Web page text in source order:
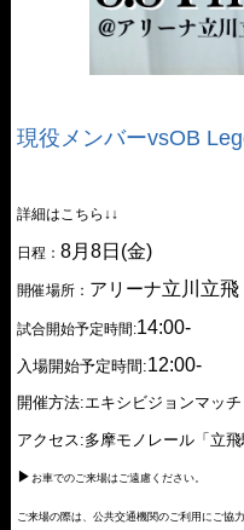
現役メンバーvsOB
詳細はこちら↓↓
日程： 8月8日(金)
開催場所： アリーナ立川立飛
試合開始予定時間:14:00-
入場開始予定時間:12:00-
開催方法:エキシビジョンマッ
アクセス:多摩モノレール「立
▶︎ お車でのご来場はご遠慮ください。
ご来場の際は、公共交通機関のご利用にご協